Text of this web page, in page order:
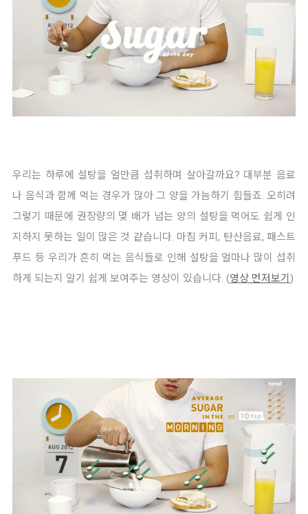
우리는 하루에 설탕을 얼만큼 섭취하며 살아갈까요? 대부분 음료
나 음식과 함께 먹는 경우가 많아 그 양을 가늠하기 힘들죠. 오히려
그렇기 때문에 권장량의 몇 배가 넘는 양의 설탕을 먹어도 쉽게 인
지하지 못하는 일이 많은 것 같습니다. 마침 커피, 탄산음료, 패스트
푸드 등 우리가 흔히 먹는 음식들로 인해 설탕을 얼마나 많이 섭취
하게 되는지 알기 쉽게 보여주는 영상이 있습니다. (영상 먼저보기 )